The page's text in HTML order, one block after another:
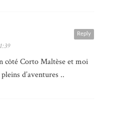
Reply
côté Corto Maltèse et moi
d’aventures ..